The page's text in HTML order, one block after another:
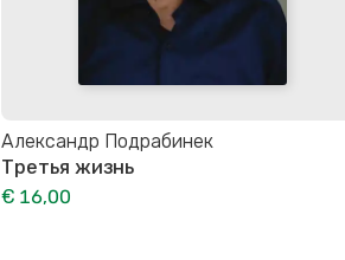
Александр Подрабинек
Третья жизнь
€ 16,00